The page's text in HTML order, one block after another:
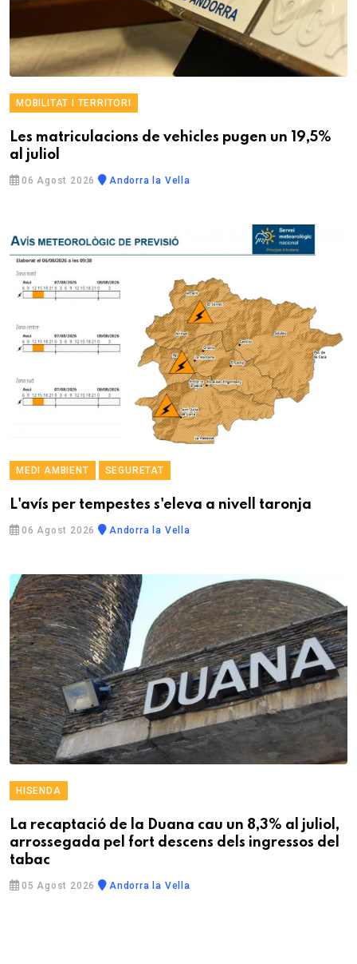
MOBILITAT I TERRITORI
Les matriculacions de vehicles pugen un 19,5%
al juliol
06 Agost 2026 Andorra la Vella
MEDI AMBIENT SEGURETAT
L'avís per tempestes s'eleva a nivell taronja
06 Agost 2026 Andorra la Vella
HISENDA
La recaptació de la Duana cau un 8,3% al juliol,
arrossegada pel fort descens dels ingressos del
tabac
05 Agost 2026 Andorra la Vella